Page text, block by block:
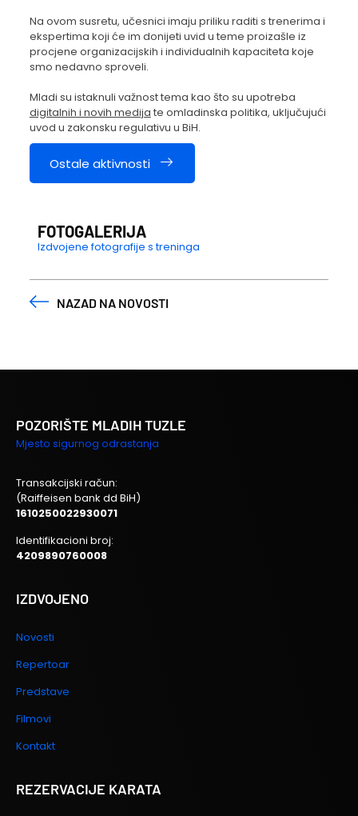
Na ovom susretu, učesnici imaju priliku raditi s trenerima i
ekspertima koji će im donijeti uvid u teme proizašle iz
procjene organizacijskih i individualnih kapaciteta koje
smo nedavno sproveli.
Mladi su istaknuli važnost tema kao što su upotreba
digitalnih i novih medija te omladinska politika, uključujući
uvod u zakonsku regulativu u BiH.
Ostale aktivnosti
FOTOGALERIJA
Izdvojene fotografije s treninga
NAZAD NA NOVOSTI
POZORIŠTE MLADIH TUZLE
Mjesto sigurnog odrastanja
Transakcijski račun:
(Raiffeisen bank dd BiH)
1610250022930071
Identifikacioni broj:
4209890760008
IZDVOJENO
Novosti
Repertoar
Predstave
Filmovi
Kontakt
REZERVACIJE KARATA